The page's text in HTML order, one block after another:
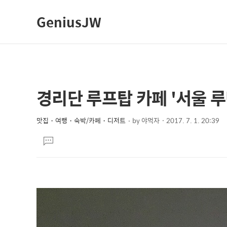
GeniusJW
상
세
컨
텐
본
문
제
경리단 루프탑 카페 '서울
맛집・여행・숙박/카페・디저트 by야먹자 2017. 7. 1. 20:39
문댓
글